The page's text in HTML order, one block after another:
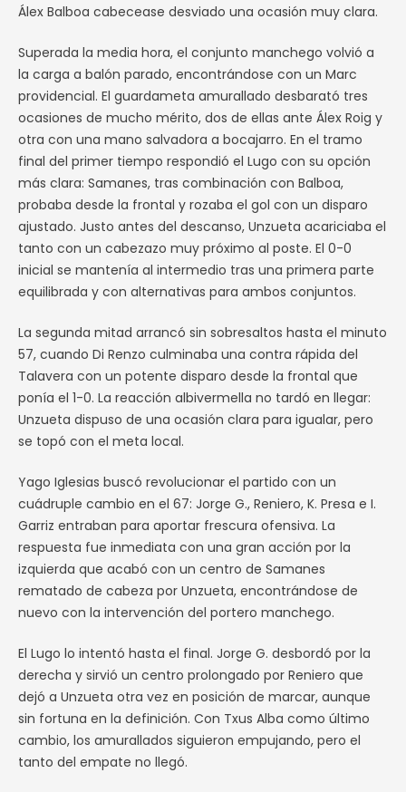
Álex Balboa cabecease desviado una ocasión muy clara.
Superada la media hora, el conjunto manchego volvió a
la carga a balón parado, encontrándose con un Marc
providencial. El guardameta amurallado desbarató tres
ocasiones de mucho mérito, dos de ellas ante Álex Roig y
otra con una mano salvadora a bocajarro. En el tramo
final del primer tiempo respondió el Lugo con su opción
más clara: Samanes, tras combinación con Balboa,
probaba desde la frontal y rozaba el gol con un disparo
ajustado. Justo antes del descanso, Unzueta acariciaba el
tanto con un cabezazo muy próximo al poste. El 0-0
inicial se mantenía al intermedio tras una primera parte
equilibrada y con alternativas para ambos conjuntos.
La segunda mitad arrancó sin sobresaltos hasta el minuto
57, cuando Di Renzo culminaba una contra rápida del
Talavera con un potente disparo desde la frontal que
ponía el 1-0. La reacción albivermella no tardó en llegar:
Unzueta dispuso de una ocasión clara para igualar, pero
se topó con el meta local.
Yago Iglesias buscó revolucionar el partido con un
cuádruple cambio en el 67: Jorge G., Reniero, K. Presa e I.
Garriz entraban para aportar frescura ofensiva. La
respuesta fue inmediata con una gran acción por la
izquierda que acabó con un centro de Samanes
rematado de cabeza por Unzueta, encontrándose de
nuevo con la intervención del portero manchego.
El Lugo lo intentó hasta el final. Jorge G. desbordó por la
derecha y sirvió un centro prolongado por Reniero que
dejó a Unzueta otra vez en posición de marcar, aunque
sin fortuna en la definición. Con Txus Alba como último
cambio, los amurallados siguieron empujando, pero el
tanto del empate no llegó.